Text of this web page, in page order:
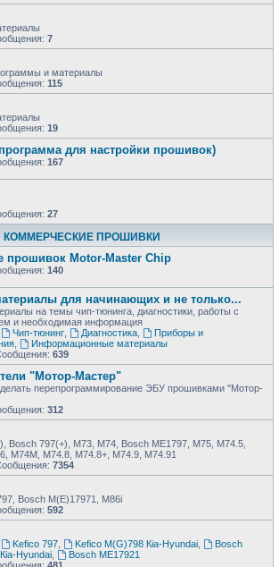
7
и материалы
115
19
для настройки прошивок)
167
27
КОММЕРЧЕСКИЕ ПРОШИВКИ
прошивок Motor-Master Chip
140
для начинающих и не только...
на темы чип-тюнинга, диагностики, работы с
и необходимая информация
Чип-тюнинг, Диагностика,
Приборы и
Информационные материалы
639
"Мотор-Мастер"
перепрограммирование ЭБУ прошивками "Мотор-
312
Bosch 797(+), М73, М74, Bosch ME1797, М75, М74.5,
М74М, М74.8, М74.8+, М74.9, М74.91
7354
Bosch M(E)17971, М86i
592
Kefico 797, Kefico M(G)798 Кia-Hyundai,
Bosch
Hyundai
Bosch ME17921